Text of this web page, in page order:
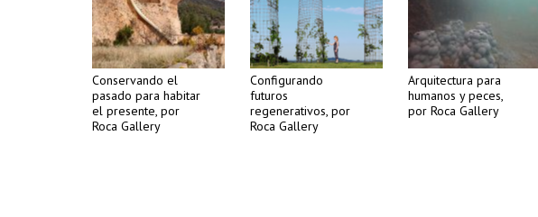
Conservando el
pasado para habitar
el presente, por
Roca Gallery
Configurando
futuros
regenerativos, por
Roca Gallery
Arquitectura para
humanos y peces,
por Roca Gallery